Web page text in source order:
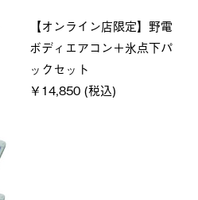
【オンライン店限定】野電
ボディエアコン＋氷点下パ
ックセット
￥14,850 (税込)